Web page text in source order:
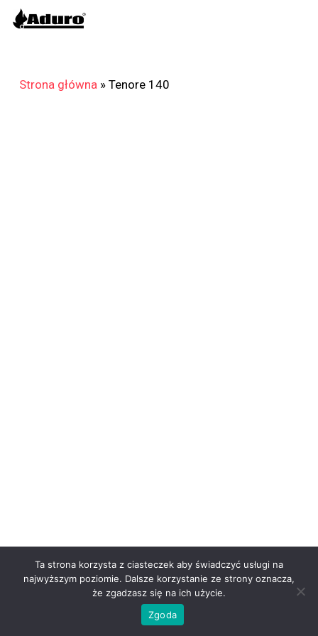
Skip
Strona główna» Tenore 140
Ta strona korzysta z ciasteczek aby świadczyć usługi na
najwyższym poziomie. Dalsze korzystanie ze strony oznacza,
że zgadzasz się na ich użycie.
Zgoda